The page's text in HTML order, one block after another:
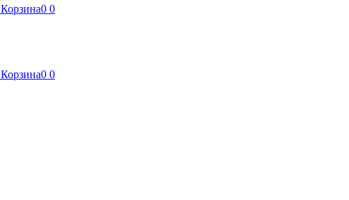
Корзина0 0
Корзина0 0